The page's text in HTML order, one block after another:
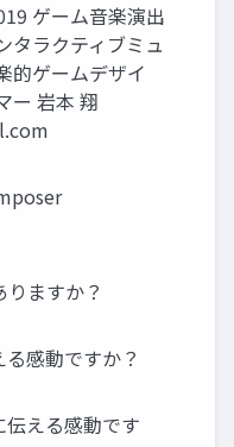
ゲーム音楽演出
タラクティブミュ
的ゲームデザイ
ー 岩本 翔
りますか？
感動ですか？
える感動です